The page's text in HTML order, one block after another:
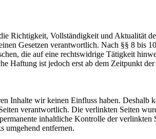
Richtigkeit, Vollständigkeit und Aktualität
Gesetzen verantwortlich. Nach §§ 8 bis
die auf eine rechtswidrige Tätigkeit
Haftung ist jedoch erst ab dem Zeitpunkt
Inhalte wir keinen Einfluss haben.
verantwortlich. Die verlinkten Seiten
inhaltliche Kontrolle der
umgehend entfernen.